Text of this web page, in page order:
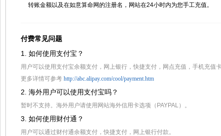
转账金额以及在如意算命网的注册名，网站在24小时内为您手工充值。
付费常见问题
1. 如何使用支付宝？
用户可以使用支付宝余额支付，网上银行，快捷支付，网点充值，手机充值
更多详情可参考 http://abc.alipay.com/cool/payment.htm
2. 海外用户可以使用支付宝吗？
暂时不支持。海外用户请使用网站海外信用卡选项（PAYPAL）。
3. 如何使用财付通？
用户可以通过财付通余额支付，快捷支付，网上银行付款。